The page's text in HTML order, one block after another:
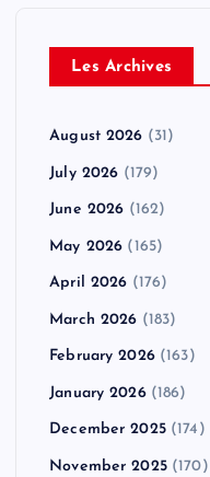
Les Archives
August 2026 (31)
July 2026 (179)
June 2026 (162)
May 2026 (165)
April 2026 (176)
March 2026 (183)
February 2026(163)
January 2026(186)
December 2025(174)
November 2025(170)